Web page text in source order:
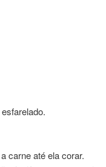
carne até ela corar.